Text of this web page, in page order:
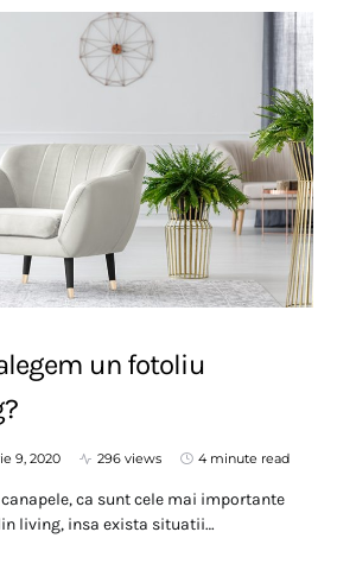
un fotoliu
9, 2020 296 views 4 minute read
ca sunt cele mai importante
living, insa exista situatii…